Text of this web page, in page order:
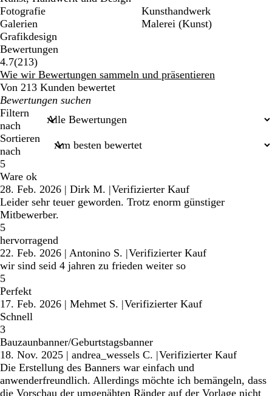
Fotografie
Galerien
Grafikdesign
Kunsthandwerk
Malerei (Kunst)
Bewertungen
4.7(213213
Bewertungen
)
Wie wir Bewertungen sammeln und präsentieren
Von 213 Kunden bewertet
Meine
Sucheingaben
Filtern
nach
Sortieren
nach
5
Ware ok
28. Feb. 2026 | Dirk M. |Verifizierter Kauf
Leider sehr teuer geworden. Trotz enorm günstiger
Mitbewerber.
5
hervorragend
22. Feb. 2026 | Antonino S. |Verifizierter Kauf
wir sind seid 4 jahren zu frieden weiter so
5
Perfekt
17. Feb. 2026 | Mehmet S. |Verifizierter Kauf
Schnell
3
Bauzaunbanner/Geburtstagsbanner
18. Nov. 2025 | andrea_wessels C. |Verifizierter Kauf
Die Erstellung des Banners war einfach und
anwenderfreundlich. Allerdings möchte ich bemängeln, dass
die Vorschau der umgenähten Ränder auf der Vorlage nicht